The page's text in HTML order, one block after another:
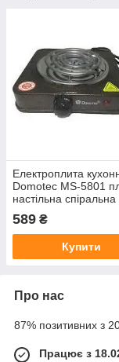
Електроплита
Domotec MS-5801
настільна спіральна
589 ₴
Купити
Про нас
87% позитивних з
Працює з